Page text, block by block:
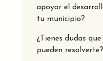
apoyar el
tu municipio?
¿Tienes dudas
pueden resolverte?